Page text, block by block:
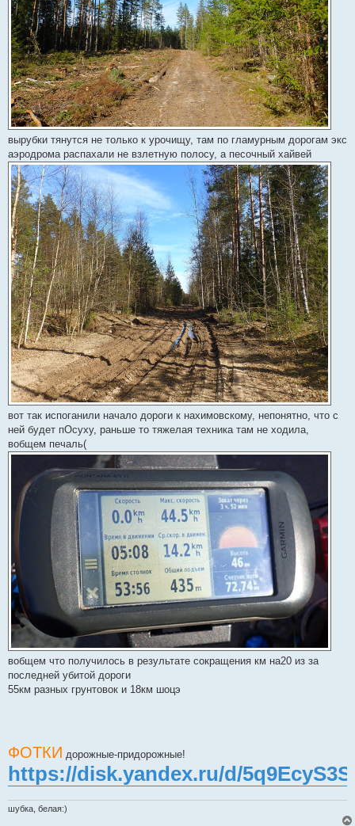
вырубки тянутся не только к урочищу, там по гламурным дорогам экс
аэродрома распахали не взлетную полосу, а песочный хайвей
вот так испоганили начало дороги к нахимовскому, непонятно, что с
ней будет пОсуху, раньше то тяжелая техника там не ходила,
вобщем печаль(
вобщем что получилось в результате сокращения км на20 из за
последней убитой дороги
55км разных грунтовок и 18км шоцэ
ФОТКИ дорожные-придорожные!
https://disk.yandex.ru/d/
шубка, белая:)